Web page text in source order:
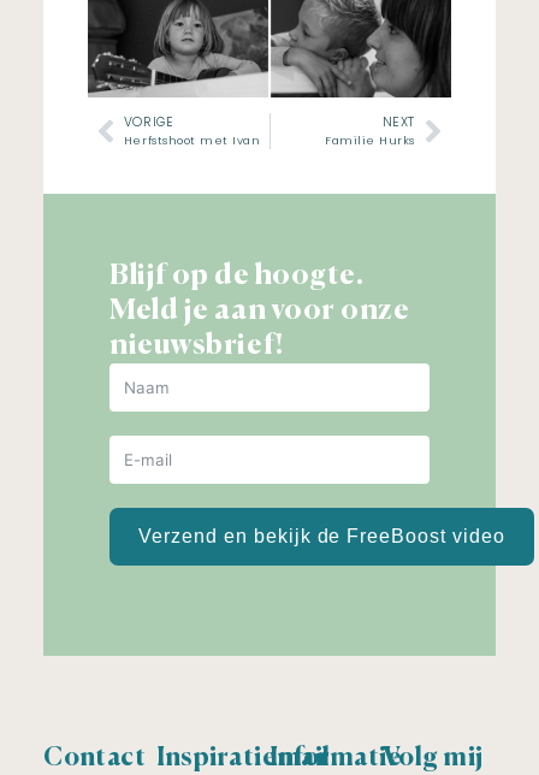
VORIGE
Herfstshoot met Ivan
NEXT
Familie Hurks
Blijf op de hoogte.
Meld je aan voor onze
nieuwsbrief!
Verzend en bekijk de FreeBoost video
Contact InspiratiemailInformatieVolg mij